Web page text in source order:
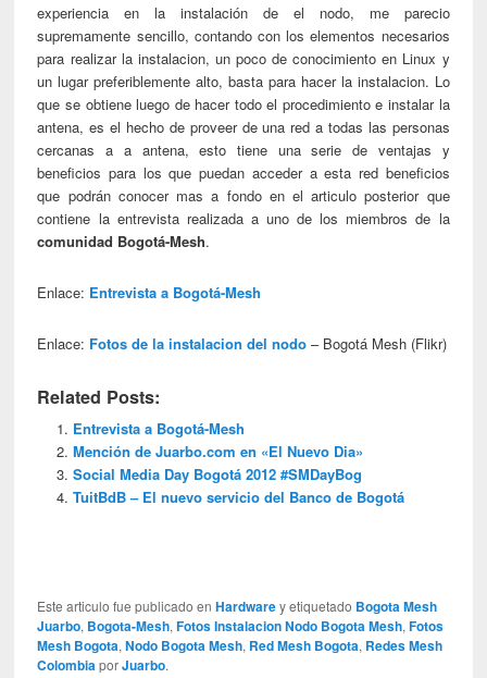
experiencia en la instalación de el nodo, me parecio
supremamente sencillo, contando con los elementos necesarios
para realizar la instalacion, un poco de conocimiento en Linux y
un lugar preferiblemente alto, basta para hacer la instalacion. Lo
que se obtiene luego de hacer todo el procedimiento e instalar la
antena, es el hecho de proveer de una red a todas las personas
cercanas a a antena, esto tiene una serie de ventajas y
beneficios para los que puedan acceder a esta red beneficios
que podrán conocer mas a fondo en el articulo posterior que
contiene la entrevista realizada a uno de los miembros de la
comunidad Bogotá-Mesh.
Enlace: Entrevista a Bogotá-Mesh
Enlace: Fotos de la instalacion del nodo – Bogotá Mesh (Flikr)
Related Posts:
Entrevista a Bogotá-Mesh
Mención de Juarbo.com en «El Nuevo Dia»
Social Media Day Bogotá 2012 #SMDayBog
TuitBdB – El nuevo servicio del Banco de Bogotá
Este articulo fue publicado enHardwarey etiquetado Bogota Mesh
Juarbo, Bogota-Mesh,Fotos Instalacion Nodo Bogota Mesh,Fotos
Mesh Bogota,Nodo Bogota Mesh, Red Mesh Bogota, Redes Mesh
ColombiaporJuarbo.